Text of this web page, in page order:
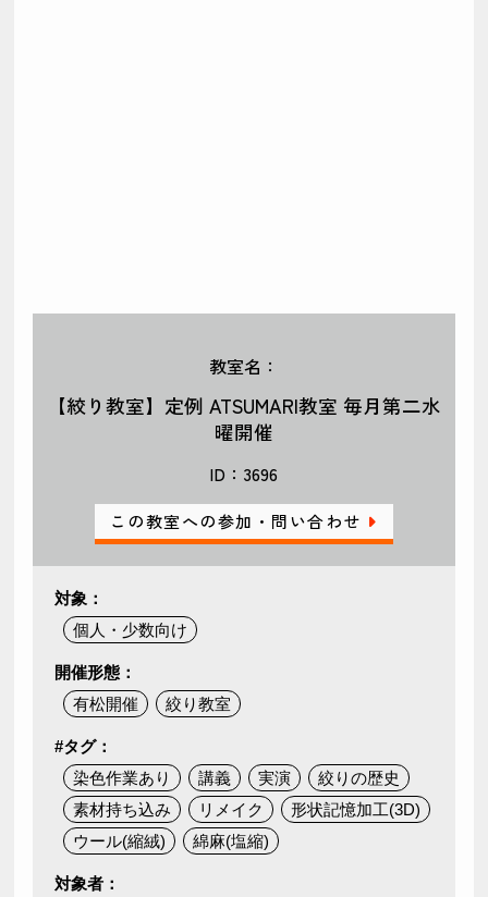
教室名：
【絞り教室】定例 ATSUMARI教室 毎月第二水
曜開催
ID：3696
この教室への参加・問い合わせ
対象：
個人・少数向け
開催形態：
有松開催
絞り教室
#タグ：
染色作業あり
講義 実演
絞りの歴史
素材持ち込み
リメイク
形状記憶加工(3D)
ウール(縮絨)
綿麻(塩縮)
対象者：